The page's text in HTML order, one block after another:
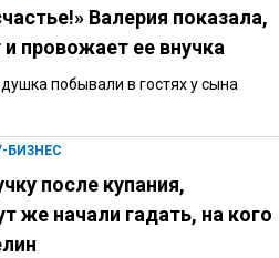
Валерия показала,
и провожает ее внучка
побывали в гостях у сына
БИЗНЕС
после купания,
же начали гадать, на кого